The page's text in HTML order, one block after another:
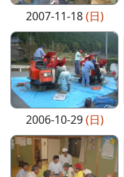
2007-11-18(日)
2006-10-29(日)